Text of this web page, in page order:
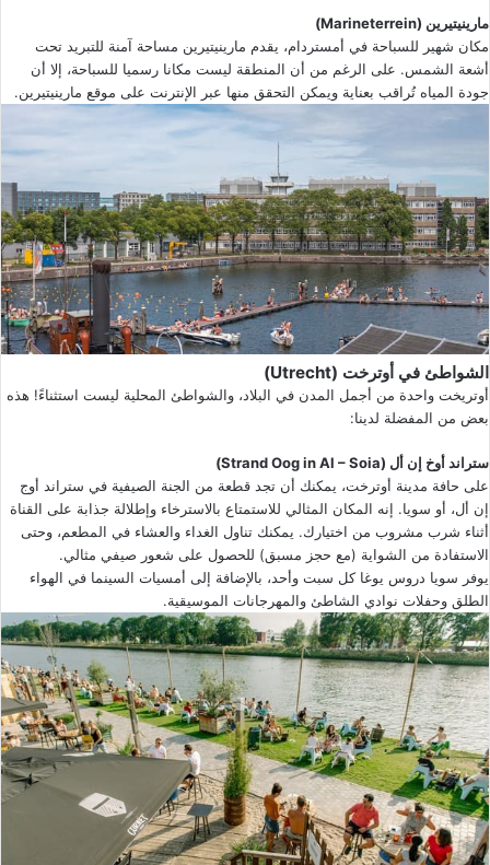
مارينيتيرين (Marineterrein)
مكان شهير للسباحة في أمستردام، يقدم مارينيتيرين مساحة آمنة للتبريد تحت
أشعة الشمس. على الرغم من أن المنطقة ليست مكانا رسميا للسباحة، إلا أن
جودة المياه تُراقب بعناية ويمكن التحقق منها عبر الإنترنت على موقع مارينيتيرين.
الشواطئ في أوترخت (Utrecht)
أوتريخت واحدة من أجمل المدن في البلاد، والشواطئ المحلية ليست استثناءً! هذه
بعض من المفضلة لدينا:
ستراند أوخ إن أل (Strand Oog in Al – Soia)
على حافة مدينة أوترخت، يمكنك أن تجد قطعة من الجنة الصيفية في ستراند أوج
إن أل، أو سويا. إنه المكان المثالي للاستمتاع بالاسترخاء وإطلالة جذابة على القناة
أثناء شرب مشروب من اختيارك. يمكنك تناول الغداء والعشاء في المطعم، وحتى
الاستفادة من الشواية (مع حجز مسبق) للحصول على شعور صيفي مثالي.
يوفر سويا دروس يوغا كل سبت وأحد، بالإضافة إلى أمسيات السينما في الهواء
الطلق وحفلات نوادي الشاطئ والمهرجانات الموسيقية.